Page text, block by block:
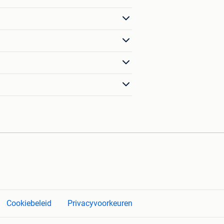
Cookiebeleid Privacyvoorkeuren